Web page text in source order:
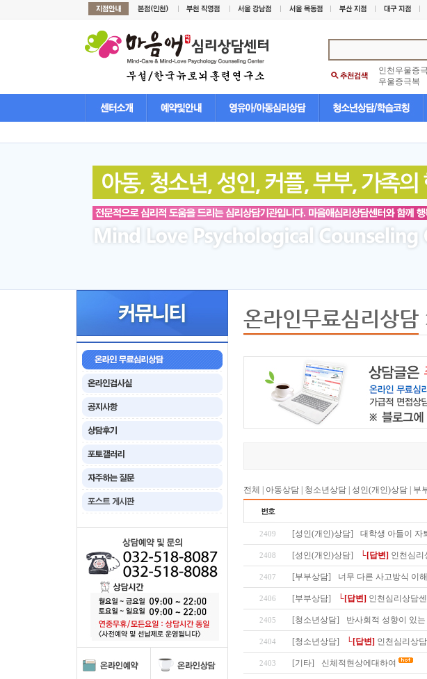
인천우울증
우울증극복
온라인무료심리상담
전체 아동상담 청소년상담 성인(개인)상담 부
2409 [성인(개인)상담] 대학생 아들이 자
2408 [성인(개인)상담] └[답변] 인천심리
2407 [부부상담] 너무 다른 사고방식 이
2406 [부부상담] └[답변] 인천심리상담
2405 [청소년상담] 반사회적 성향이 있
2404 [청소년상담] └[답변] 인천심리상
2403 [기타] 신체적현상에대하여